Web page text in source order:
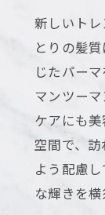
新しいト
とりの髪
じたパー
マンツー
ケアにも
空間で、
よう配慮
な輝きを横